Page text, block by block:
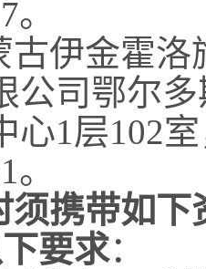
古伊金霍
公司鄂尔
心1层102
须携带如
要求：